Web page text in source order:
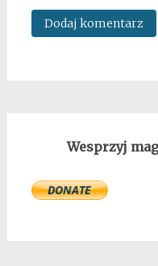
Wesprzyj